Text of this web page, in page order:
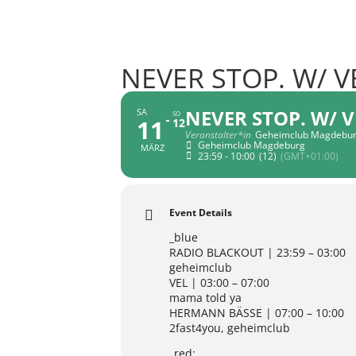
NEVER STOP. W/
SA
11
MÄRZ
SO
12NEVER STOP. W/
Veranstalter*in Geheimclub
Geheimclub Magdeburg
23:59 - 10:00 (12) (GMT+01:00)
Event Details
_blue
RADIO BLACKOUT | 23:59 – 03:00
geheimclub
VEL | 03:00 – 07:00
mama told ya
HERMANN BÄSSE | 07:00 – 10:00
2fast4you, geheimclub